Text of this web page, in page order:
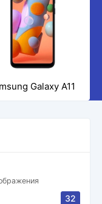
Galaxy A11
32